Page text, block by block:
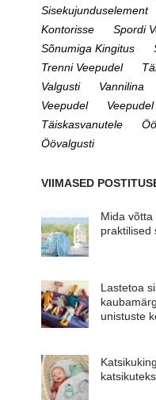
Sisekujunduselement
Kontorisse
Spordi
Sõnumiga Kingitus
Trenni Veepudel
Valgusti
Vannilina
Veepudel
Täiskasvanutele
Öövalgusti
VIIMASED
Mida võtta
praktilised
Lastetoa
unistuste